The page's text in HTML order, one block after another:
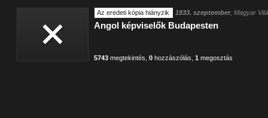
Az eredeti kópia hiányzik 1933. szeptember, Magyar
Angol képviselők Budapesten
5743 megtekintés ,0 hozzászólás ,1 megosztás